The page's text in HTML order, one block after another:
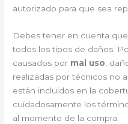
autorizado para que sea
Debes tener en cuenta
todos los tipos de daños.
causados por mal uso ,
realizadas por técnicos no
están incluidos en la
cuidadosamente los
al momento de la compra.